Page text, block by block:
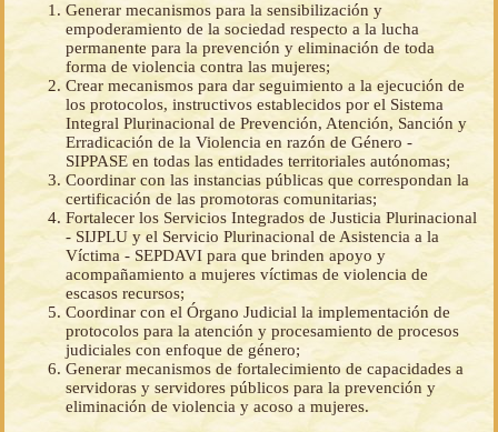
Generar mecanismos para la sensibilización y
empoderamiento de la sociedad respecto a la lucha
permanente para la prevención y eliminación de toda
forma de violencia contra las mujeres;
Crear mecanismos para dar seguimiento a la ejecución de
los protocolos, instructivos establecidos por el Sistema
Integral Plurinacional de Prevención, Atención, Sanción y
Erradicación de la Violencia en razón de Género -
SIPPASE en todas las entidades territoriales autónomas;
Coordinar con las instancias públicas que correspondan la
certificación de las promotoras comunitarias;
Fortalecer los Servicios Integrados de Justicia Plurinacional
- SIJPLU y el Servicio Plurinacional de Asistencia a la
Víctima - SEPDAVI para que brinden apoyo y
acompañamiento a mujeres víctimas de violencia de
escasos recursos;
Coordinar con el Órgano Judicial la implementación de
protocolos para la atención y procesamiento de procesos
judiciales con enfoque de género;
Generar mecanismos de fortalecimiento de capacidades a
servidoras y servidores públicos para la prevención y
eliminación de violencia y acoso a mujeres.